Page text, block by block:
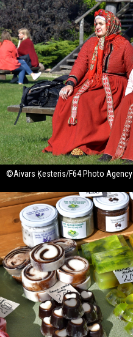
©Aivars Ķesteris/F64 Photo Agency